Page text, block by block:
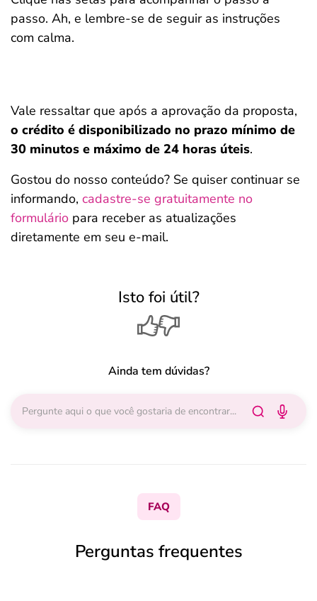
passo. Ah, e lembre-se de seguir as instruções
com calma.
Vale ressaltar que após a aprovação da proposta,
o crédito é disponibilizado no prazo mínimo de
30 minutos e máximo de 24 horas úteis.
Gostou do nosso conteúdo? Se quiser continuar se
informando, cadastre-se gratuitamente no
formulário para receber as atualizações
diretamente em seu e-mail.
Isto foi útil?
Ainda tem dúvidas?
FAQ
Perguntas frequentes